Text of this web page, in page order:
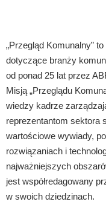
„Przegląd Komunalny”
dotyczące branży
od ponad 25 lat przez
Misją „Przeglądu
wiedzy kadrze
reprezentantom sektora
wartościowe wywiady,
rozwiązaniach i
najważniejszych
jest współredagowany
w swoich dziedzinach.